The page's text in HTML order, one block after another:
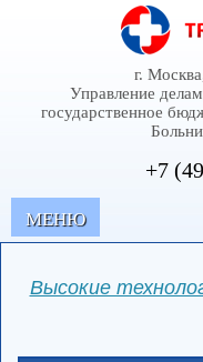
г.
Управление
государственное
+7
MЕНЮ
Высокие